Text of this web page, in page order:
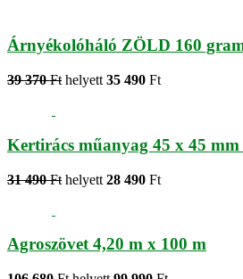
Árnyékolóháló ZÖLD 160
39 370 Ft helyett 35 490 Ft
Kertirács műanyag 45 x 45
31 490 Ft helyett 28 490 Ft
Agroszövet 4,20 m x 100 m